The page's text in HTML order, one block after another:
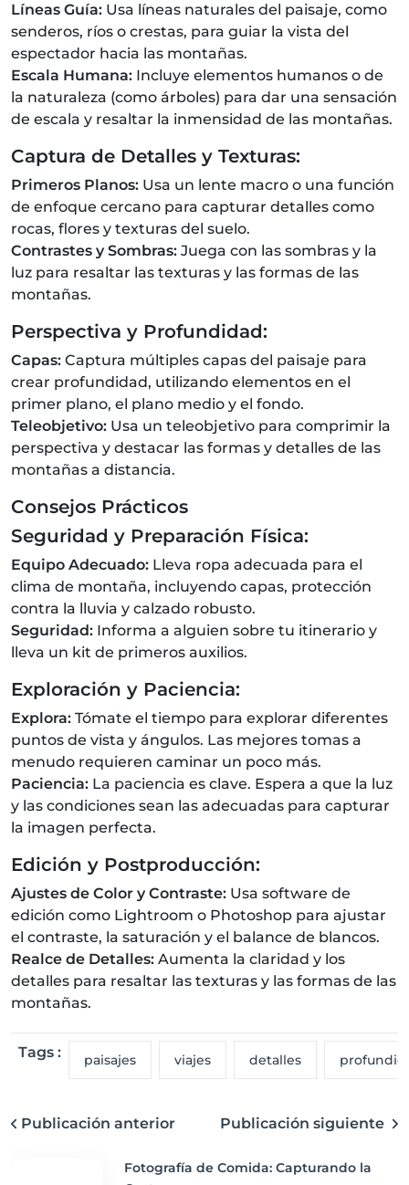
Líneas Guía: Usa líneas naturales del paisaje, como
senderos, ríos o crestas, para guiar la vista del
espectador hacia las montañas.
Escala Humana: Incluye elementos humanos o de
la naturaleza (como árboles) para dar una sensación
de escala y resaltar la inmensidad de las montañas.
Captura de Detalles y Texturas:
Primeros Planos: Usa un lente macro o una función
de enfoque cercano para capturar detalles como
rocas, flores y texturas del suelo.
Contrastes y Sombras: Juega con las sombras y la
luz para resaltar las texturas y las formas de las
montañas.
Perspectiva y Profundidad:
Capas: Captura múltiples capas del paisaje para
crear profundidad, utilizando elementos en el
primer plano, el plano medio y el fondo.
Teleobjetivo: Usa un teleobjetivo para comprimir la
perspectiva y destacar las formas y detalles de las
montañas a distancia.
Consejos Prácticos
Seguridad y Preparación Física:
Equipo Adecuado: Lleva ropa adecuada para el
clima de montaña, incluyendo capas, protección
contra la lluvia y calzado robusto.
Seguridad: Informa a alguien sobre tu itinerario y
lleva un kit de primeros auxilios.
Exploración y Paciencia:
Explora: Tómate el tiempo para explorar diferentes
puntos de vista y ángulos. Las mejores tomas a
menudo requieren caminar un poco más.
Paciencia: La paciencia es clave. Espera a que la luz
y las condiciones sean las adecuadas para capturar
la imagen perfecta.
Edición y Postproducción:
Ajustes de Color y Contraste: Usa software de
edición como Lightroom o Photoshop para ajustar
el contraste, la saturación y el balance de blancos.
Realce de Detalles: Aumenta la claridad y los
detalles para resaltar las texturas y las formas de las
montañas.
Tags : paisajes viajes detalles
Publicación anterior Publicación siguiente
Fotografía de Comida: Capturando la